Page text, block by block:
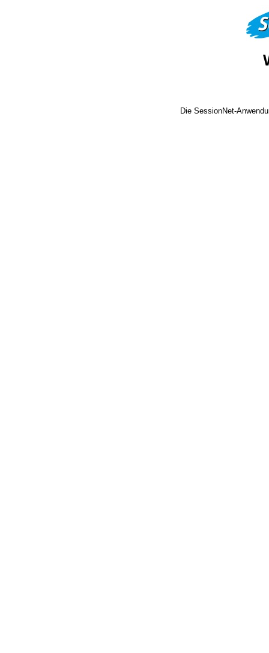
Die SessionNet-